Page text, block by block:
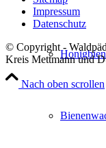
Impressum
Datenschutz
© Copyright -
Kreis Mettmann und
Nach oben scrollen